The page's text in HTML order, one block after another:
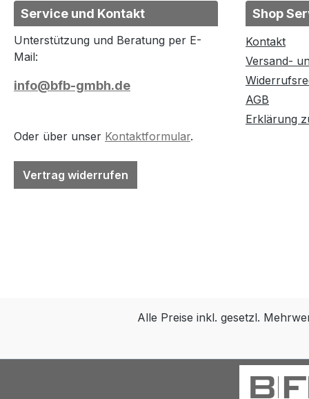
Service und Kontakt
Unterstützung und Beratung per E-
Mail:
info@bfb-gmbh.de
Oder über unser Kontaktformular.
Vertrag widerrufen
Shop
Kontakt
Versand-
AGB
Erklärung
Alle Preise inkl. gesetzl.